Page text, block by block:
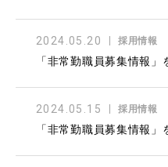
2024.05.20 採用情報
「非常勤職員募集情報」
2024.05.15 採用情報
「非常勤職員募集情報」